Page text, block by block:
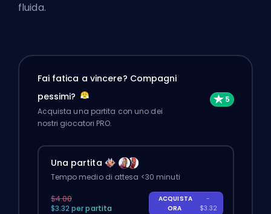
fluida.
Fai fatica a vincere? Compagni
pessimi?
Acquista una partita con uno dei
nostri giocatori PRO.
Una partita
Tempo medio di attesa <30 minuti
$4.00
$3.32 per partita
ACQUISTA
ORA
-
$3.32